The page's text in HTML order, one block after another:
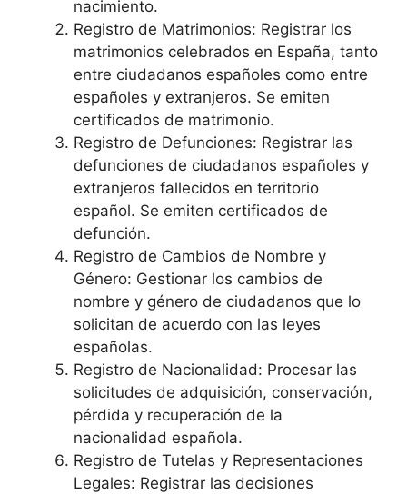
nacimiento.
Registro de Matrimonios: Registrar los
matrimonios celebrados en España, tanto
entre ciudadanos españoles como entre
españoles y extranjeros. Se emiten
certificados de matrimonio.
Registro de Defunciones: Registrar las
defunciones de ciudadanos españoles y
extranjeros fallecidos en territorio
español. Se emiten certificados de
defunción.
Registro de Cambios de Nombre y
Género: Gestionar los cambios de
nombre y género de ciudadanos que lo
solicitan de acuerdo con las leyes
españolas.
Registro de Nacionalidad: Procesar las
solicitudes de adquisición, conservación,
pérdida y recuperación de la
nacionalidad española.
Registro de Tutelas y Representaciones
Legales: Registrar las decisiones